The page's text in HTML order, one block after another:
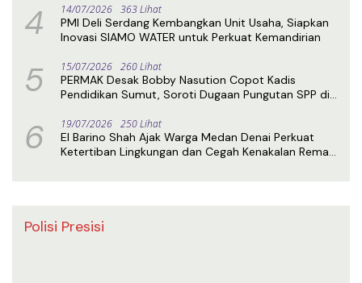
4 14/07/2026 363 Lihat
PMI Deli Serdang Kembangkan Unit Usaha, Siapkan
Inovasi SIAMO WATER untuk Perkuat Kemandirian
5 15/07/2026 260 Lihat
PERMAK Desak Bobby Nasution Copot Kadis
Pendidikan Sumut, Soroti Dugaan Pungutan SPP di
6 19/07/2026 250 Lihat
El Barino Shah Ajak Warga Medan Denai Perkuat
Ketertiban Lingkungan dan Cegah Kenakalan Remaja
Polisi Presisi